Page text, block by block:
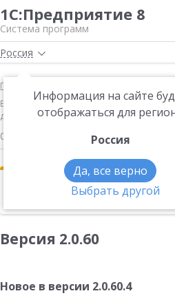
1С:Предприятие 8
Система программ
Россия
Информация на сайте
отображаться для
Россия
Да, все верно
Выбрать другой
Главная
Версия 2.0.60 Новое в версии 2.0.60.4 В
дополнительных сведений о стаже по
04.07.2014
Эта новость находится в
Версия 2.0.60
Новое в версии 2.0.60.4